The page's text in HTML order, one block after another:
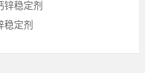
锌稳定剂
稳定剂